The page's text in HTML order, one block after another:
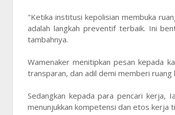
"Ketika institusi kepolisian membuka
adalah langkah preventif terbaik. Ini
tambahnya.
Wamenaker menitipkan pesan kepada
transparan, dan adil demi memberi ruang
Sedangkan kepada para pencari kerja,
menunjukkan kompetensi dan etos kerja